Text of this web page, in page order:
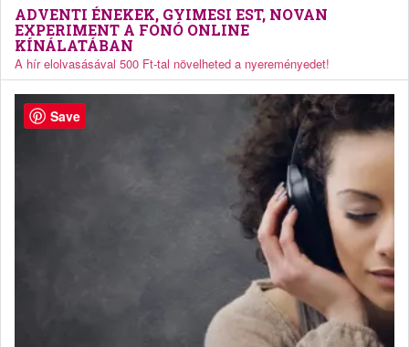
ADVENTI ÉNEKEK, GYIMESI EST, NOVAN
EXPERIMENT A FONÓ ONLINE
KÍNÁLATÁBAN
A hír elolvasásával 500 Ft-tal növelheted a nyereményedet!
Save